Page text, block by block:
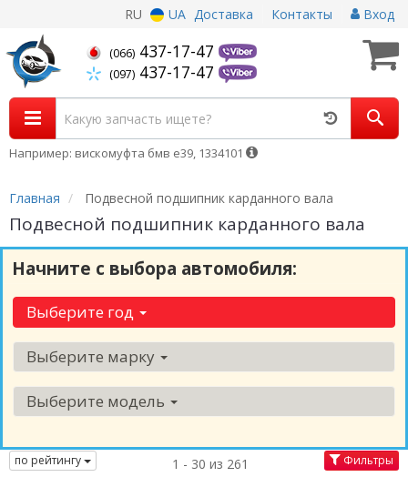
RU UA Доставка Контакты Вход
(066) 437-17-47
(097) 437-17-47
Например: вискомуфта бмв е39, 1334101
Главная Подвесной подшипник карданного вала
Подвесной подшипник карданного вала
Начните с выбора автомобиля:
Выберите год
Выберите марку
Выберите модель
по рейтингу 1 - 30 из 261 Фильтры